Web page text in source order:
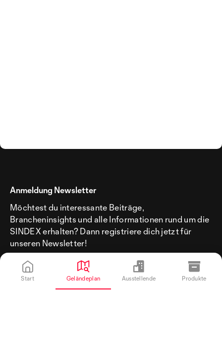
Anmeldung Newsletter
Möchtest du interessante Beiträge,
Brancheninsights und alle Informationen rund um die
SINDEX erhalten? Dann registriere dich jetzt für
unseren Newsletter!
Start Geländeplan Ausstellende Produkte